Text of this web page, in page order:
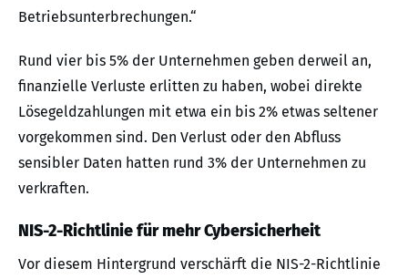
Betriebsunterbrechungen.“
Rund vier bis 5% der Unternehmen geben derweil an,
finanzielle Verluste erlitten zu haben, wobei direkte
Lösegeldzahlungen mit etwa ein bis 2% etwas seltener
vorgekommen sind. Den Verlust oder den Abfluss
sensibler Daten hatten rund 3% der Unternehmen zu
verkraften.
NIS-2-Richtlinie für mehr Cybersicherheit
Vor diesem Hintergrund verschärft die NIS-2-Richtlinie